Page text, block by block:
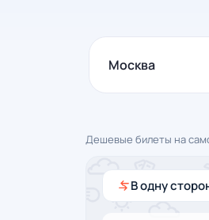
Дешевые билеты на
В одну